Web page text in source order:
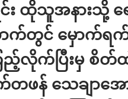
ထိုသူအနားသို့ ရ
ာက်တွင် မှောက်ရ
ည့်လိုက်ပြီးမှ စိတ်
တဖန် သေချာအ